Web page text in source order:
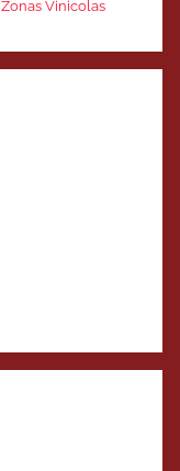
Zonas Vinicolas